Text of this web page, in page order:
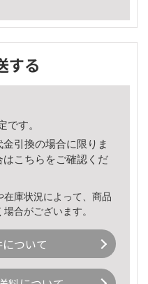
する
です。
引換の場合に限りま
はこちら をご確認くだ
庫状況によって、商品
合がございます。
ついて